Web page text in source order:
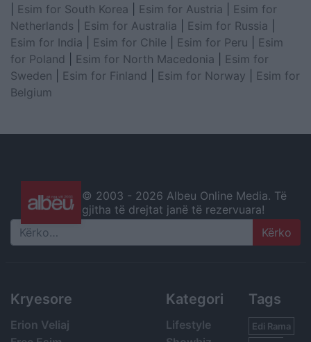
Esim for South Korea Esim for Austria
Esim for
Netherlands
Esim for Australia Esim for Russia
Esim for India
Esim for Chile Esim for Peru
Esim
for Poland
Esim for North Macedonia
Esim for
Sweden
Esim for Finland Esim for Norway
Esim for
Belgium
© 2003 - 2026 Albeu Online Media. Të
gjitha të drejtat janë të rezervuara!
Search
Kryesore
Erion Veliaj
Kategori
Lifestyle
Tags
Edi Rama